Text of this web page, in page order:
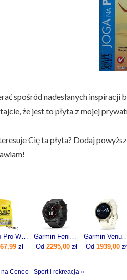
spośród nadesłanych inspiracji
że jest to płyta z mojej
Cię ta płyta? Dodaj
Olimp Pro Whey Shake 700g
67,99 zł
Garmin Fenix 7x Pro Solar Szaro-czarny (0100-2778-01)
Od 2295,00 zł
Garmin Venu 4 41mm Lunar gold z paskiem
Od 1939,00 zł
Ceneo - Sport i rekreacja »